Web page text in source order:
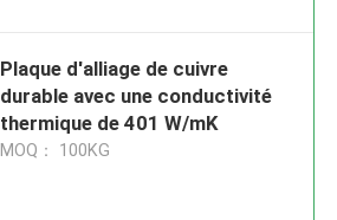
Plaque d'alliage de cuivre
durable avec une conductivité
thermique de 401 W/mK
MOQ： 100KG